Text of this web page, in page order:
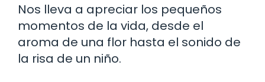
Nos lleva a apreciar los pequeños
momentos de la vida, desde el
aroma de una flor hasta el sonido de
la risa de un niño.